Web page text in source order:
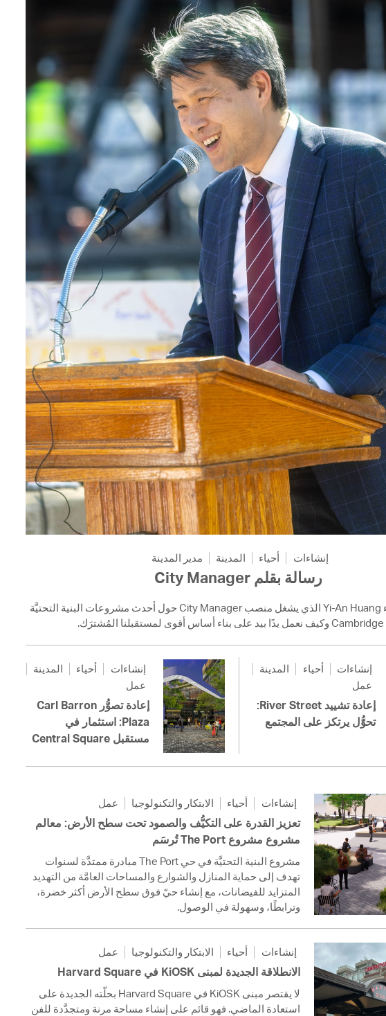
إنشاءات أحياء المدينة مدير المدينة
رسالة بقلم City Manager
تعرَّفوا على آراء Yi-An Huang الذي يشغل منصب City Manager حول أحدث مشروعات البنية التحتيَّة
إنشاءات أحياء
المدينة
عمل
إعادة تصوُّر Carl Barron
Plaza: استثمار في
مستقبل Central Square
إنشاءات أحياء
المدينة
عمل
إعادة تشييد River Street:
تحوُّل يرتكز على المجتمع
إنشاءات أحياء الابتكار والتكنولوجيا عمل
تعزيز القدرة على التكيُّف والصمود تحت سطح الأرض: معالم
مشروع مشروع The Port تُرسَم
مشروع البنية التحتيَّة في حي The Port مبادرة ممتدَّة لسنوات
تهدف إلى حماية المنازل والشوارع والمساحات العامَّة من التهديد
المتزايد للفيضانات، مع إنشاء حيّ فوق سطح الأرض أكثر خضرة،
وترابطًا، وسهولة في الوصول.
إنشاءات أحياء الابتكار والتكنولوجيا عمل
الانطلاقة الجديدة لمبنى KiOSK في Harvard Square
لا يقتصر مبنى KiOSK في Harvard Square بحلّته الجديدة على
استعادة الماضي. فهو قائم على إنشاء مساحة مرنة ومتجدَّدة للفن